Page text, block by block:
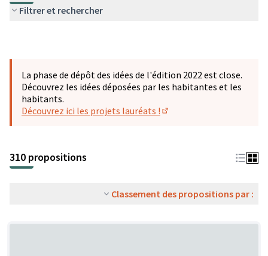
Filtrer et rechercher
La phase de dépôt des idées de l'édition 2022 est close.
Découvrez les idées déposées par les habitantes et les
habitants.
Découvrez ici les projets lauréats !
310 propositions
Classement des propositions par :